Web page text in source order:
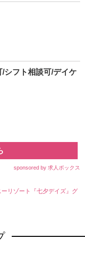
/シフト相談可/デイケ
sponsored by 求人ボックス
ーリゾート『七夕デイズ』グ